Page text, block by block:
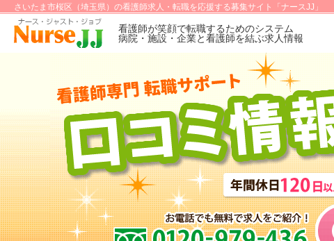
さいたま市桜区（埼玉県）の看護師求人・転職を応援する募集サイト「ナースJJ」
看護師が笑顔で転職するためのシステム
病院・施設・企業と看護師を結ぶ求人情報